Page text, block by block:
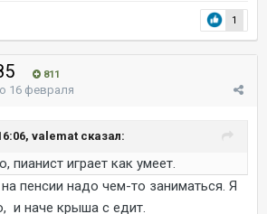
1
811
16 февраля
valemat сказал:
пианист играет как умеет.
пенсии надо чем-то заниматься. Я
и наче крыша с едит.